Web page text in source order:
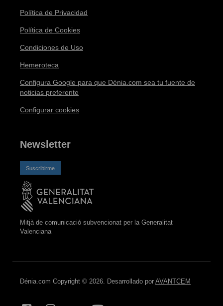
Política de Privacidad
Política de Cookies
Condiciones de Uso
Hemeroteca
Configura Google para que Dénia.com sea tu fuente de
noticias preferente
Configurar cookies
Newsletter
Suscribirme
Mitjà de comunicació subvencionat per la Generalitat
Valenciana
Dénia.com Copyright © 2026. Desarrollado por AVANTCEM